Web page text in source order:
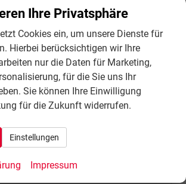
Ihre Privatsphäre
Cookies ein, um unsere Dienste für
Hierbei berücksichtigen wir Ihre
nur die Daten für Marketing,
für die Sie uns Ihr
Sie können Ihre Einwilligung
für die Zukunft widerrufen.
Einstellungen
Impressum